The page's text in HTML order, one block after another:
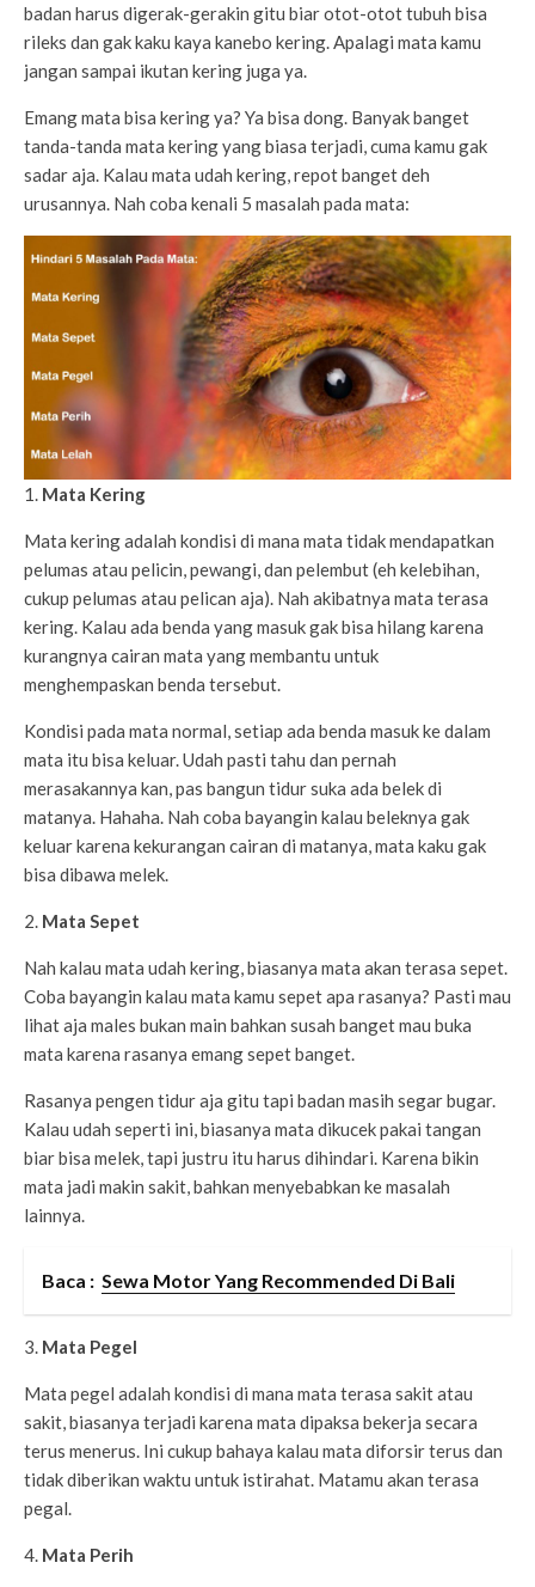
badan harus digerak-gerakin gitu biar otot-otot tubuh bisa
rileks dan gak kaku kaya kanebo kering. Apalagi mata kamu
jangan sampai ikutan kering juga ya.
Emang mata bisa kering ya? Ya bisa dong. Banyak banget
tanda-tanda mata kering yang biasa terjadi, cuma kamu gak
sadar aja. Kalau mata udah kering, repot banget deh
urusannya. Nah coba kenali 5 masalah pada mata:
1. Mata Kering
Mata kering adalah kondisi di mana mata tidak mendapatkan
pelumas atau pelicin, pewangi, dan pelembut (eh kelebihan,
cukup pelumas atau pelican aja). Nah akibatnya mata terasa
kering. Kalau ada benda yang masuk gak bisa hilang karena
kurangnya cairan mata yang membantu untuk
menghempaskan benda tersebut.
Kondisi pada mata normal, setiap ada benda masuk ke dalam
mata itu bisa keluar. Udah pasti tahu dan pernah
merasakannya kan, pas bangun tidur suka ada belek di
matanya. Hahaha. Nah coba bayangin kalau beleknya gak
keluar karena kekurangan cairan di matanya, mata kaku gak
bisa dibawa melek.
2. Mata Sepet
Nah kalau mata udah kering, biasanya mata akan terasa sepet.
Coba bayangin kalau mata kamu sepet apa rasanya? Pasti mau
lihat aja males bukan main bahkan susah banget mau buka
mata karena rasanya emang sepet banget.
Rasanya pengen tidur aja gitu tapi badan masih segar bugar.
Kalau udah seperti ini, biasanya mata dikucek pakai tangan
biar bisa melek, tapi justru itu harus dihindari. Karena bikin
mata jadi makin sakit, bahkan menyebabkan ke masalah
lainnya.
Baca : Sewa Motor Yang Recommended Di Bali
3. Mata Pegel
Mata pegel adalah kondisi di mana mata terasa sakit atau
sakit, biasanya terjadi karena mata dipaksa bekerja secara
terus menerus. Ini cukup bahaya kalau mata diforsir terus dan
tidak diberikan waktu untuk istirahat. Matamu akan terasa
pegal.
4. Mata Perih